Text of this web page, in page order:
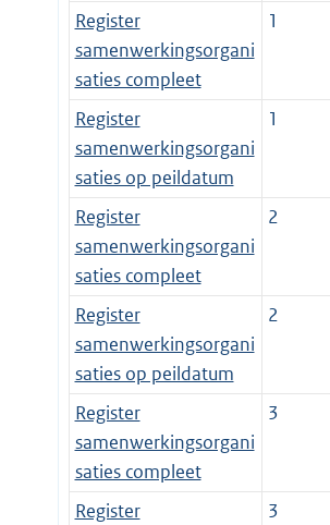
Register
samenwerkingsorgani
saties compleet
1
Register
samenwerkingsorgani
saties op peildatum
1
Register
samenwerkingsorgani
saties compleet
2
Register
samenwerkingsorgani
saties op peildatum
2
Register
samenwerkingsorgani
saties compleet
3
Register
3